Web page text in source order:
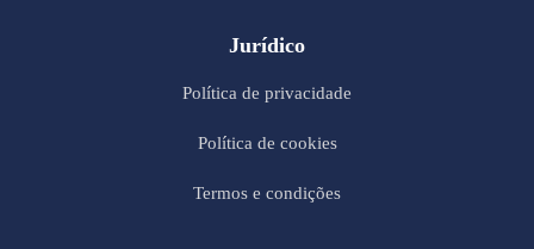
Jurídico
Política de privacidade
Política de cookies
Termos e condições